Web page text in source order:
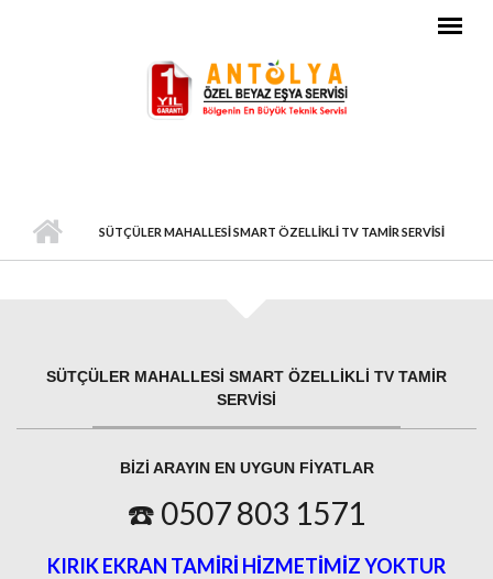
SÜTÇÜLER MAHALLESI SMART ÖZELLIKLI TV TAMIR SERVISI
SÜTÇÜLER MAHALLESI SMART ÖZELLIKLI TV TAMIR
SERVISI
BIZI ARAYIN EN UYGUN FIYATLAR
☎️ 0507 803 1571
KIRIK EKRAN TAMİRİ HİZMETİMİZ YOKTUR